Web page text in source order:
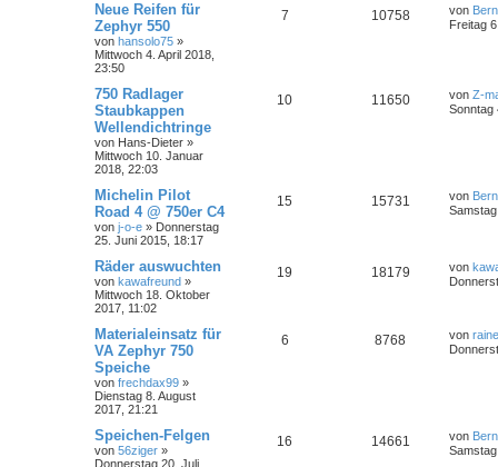
Neue Reifen für
Zephyr 550
von hansolo75 »
Mittwoch 4. April 2018,
23:50
7 10758 von
Freitag
750 Radlager
Staubkappen
Wellendichtringe
von Hans-Dieter »
Mittwoch 10. Januar
2018, 22:03
10 11650 von Z-
Sonntag
Michelin Pilot
Road 4 @ 750er C4
von j-o-e » Donnerstag
25. Juni 2015, 18:17
15 15731 von
Räder auswuchten
von kawafreund »
Mittwoch 18. Oktober
2017, 11:02
19 18179 von
Materialeinsatz für
VA Zephyr 750
Speiche
von frechdax99 »
Dienstag 8. August
2017, 21:21
6 8768 von
Speichen-Felgen
von 56ziger »
Donnerstag 20. Juli
16 14661 von